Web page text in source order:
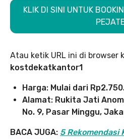
KLIK DI SINI UNTUK
Atau ketik URL ini di browser
kostdekatkantor1
Harga: Mulai dari
Alamat: Rukita Jati
No. 9, Pasar Minggu,
BACA JUGA: 5 Rekomendasi